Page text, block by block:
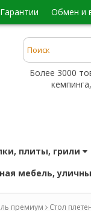
гарантии обмен и
Более 3000
плиты, грили
мебель,
премиум Стол